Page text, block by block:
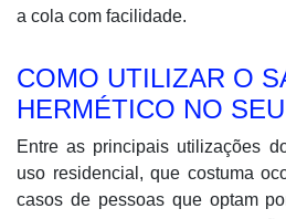
a cola com facilidade.
COMO UTILIZAR O
HERMÉTICO NO
Entre as principais utilizações
uso residencial, que costuma
casos de pessoas que optam